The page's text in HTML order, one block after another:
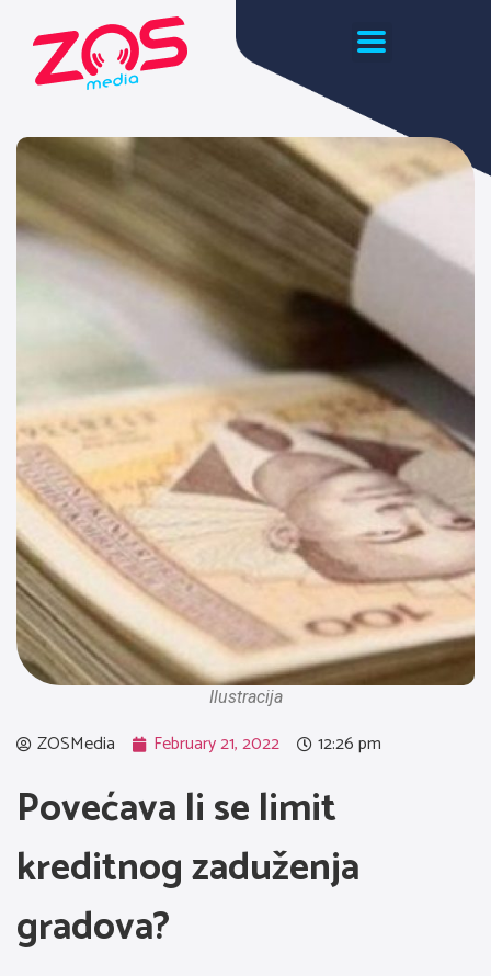
Ilustracija
ZOSMedia February 21, 2022 12:26 pm
Povećava li se limit
kreditnog zaduženja
gradova?